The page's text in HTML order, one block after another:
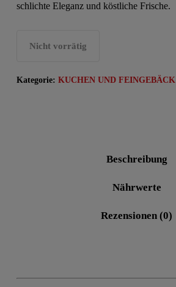
schlichte Eleganz und köstliche Frische.
Nicht vorrätig
Kategorie: KUCHEN UND FEINGEBÄCK
Beschreibung
Nährwerte
Rezensionen (0)